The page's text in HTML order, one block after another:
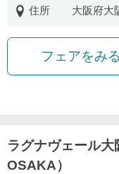
住所
大阪府大
フェアをみる
ラグナヴェール
OSAKA）